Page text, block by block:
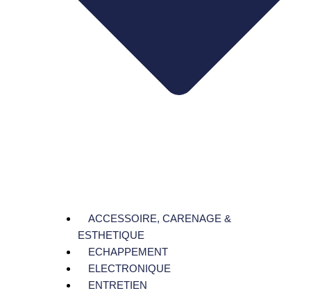
ACCESSOIRE, CARENAGE &
ESTHETIQUE
ECHAPPEMENT
ELECTRONIQUE
ENTRETIEN